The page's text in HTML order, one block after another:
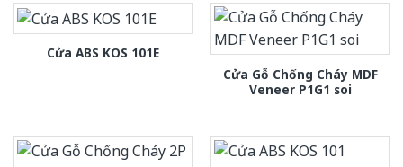
Cửa ABS KOS 101E
Cửa Gỗ Chống Cháy MDF
Veneer P1G1 soi